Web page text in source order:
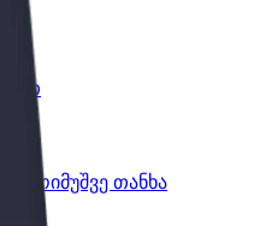
თანხა